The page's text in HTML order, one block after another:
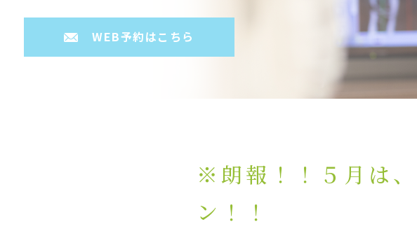
WEB予約はこちら
※朗報！！５月は
ン！！